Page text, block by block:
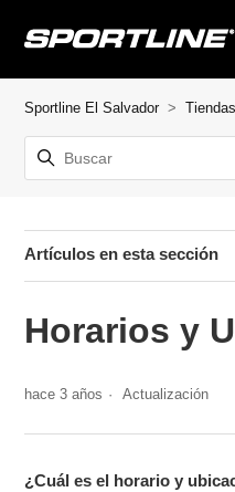
Sportline El Salvador
Artículos en esta sección
Horarios y
hace 3 años Actualización
¿Cuál es el horario y